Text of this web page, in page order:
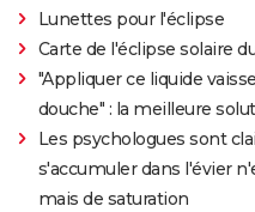
Lunettes pour l'éclipse
Carte de l'éclipse solaire
"Appliquer ce liquide
douche" : la meilleure
Les psychologues sont
s'accumuler dans l'évier
mais de saturation